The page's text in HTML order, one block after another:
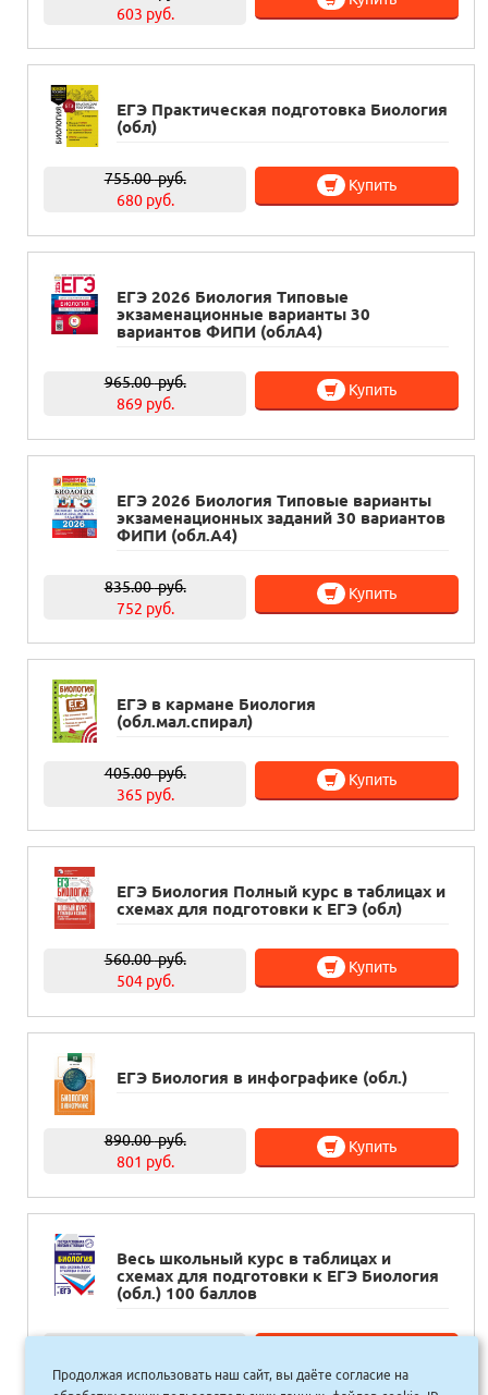
603 руб.
ЕГЭ Практическая подготовка Биология
(обл)
755.00руб.
680 руб.
Купить
ЕГЭ 2026 Биология Типовые
экзаменационные варианты 30
вариантов ФИПИ (облА4)
965.00руб.
869 руб.
Купить
ЕГЭ 2026 Биология Типовые варианты
экзаменационных заданий 30 вариантов
ФИПИ (обл.А4)
835.00руб.
752 руб.
Купить
ЕГЭ в кармане Биология
(обл.мал.спирал)
405.00руб.
365 руб.
Купить
ЕГЭ Биология Полный курс в таблицах и
схемах для подготовки к ЕГЭ (обл)
560.00руб.
504 руб.
Купить
ЕГЭ Биология в инфографике (обл.)
890.00руб.
801 руб.
Купить
Весь школьный курс в таблицах и
схемах для подготовки к ЕГЭ Биология
(обл.) 100 баллов
Продолжая использовать наш сайт, вы даёте согласие на